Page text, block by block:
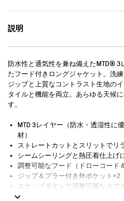
説明
防水性と通気性を兼ね備えたMTD® 3
たフード付きロングジャケット。洗
ジップと上質なコントラスト生地の
タイルと機能を両立。あらゆる天候
す。
MTD 3レイヤー（防水・透湿性に
材）
ストレートカットとスリットでリ
シームシーリングと熱圧着仕上げ
調整可能なフード（ドローコード
ジップ＆プラー付き外ポケット×2
スナップボタンで調整可能なカフス
主要シームに防水シームテープを